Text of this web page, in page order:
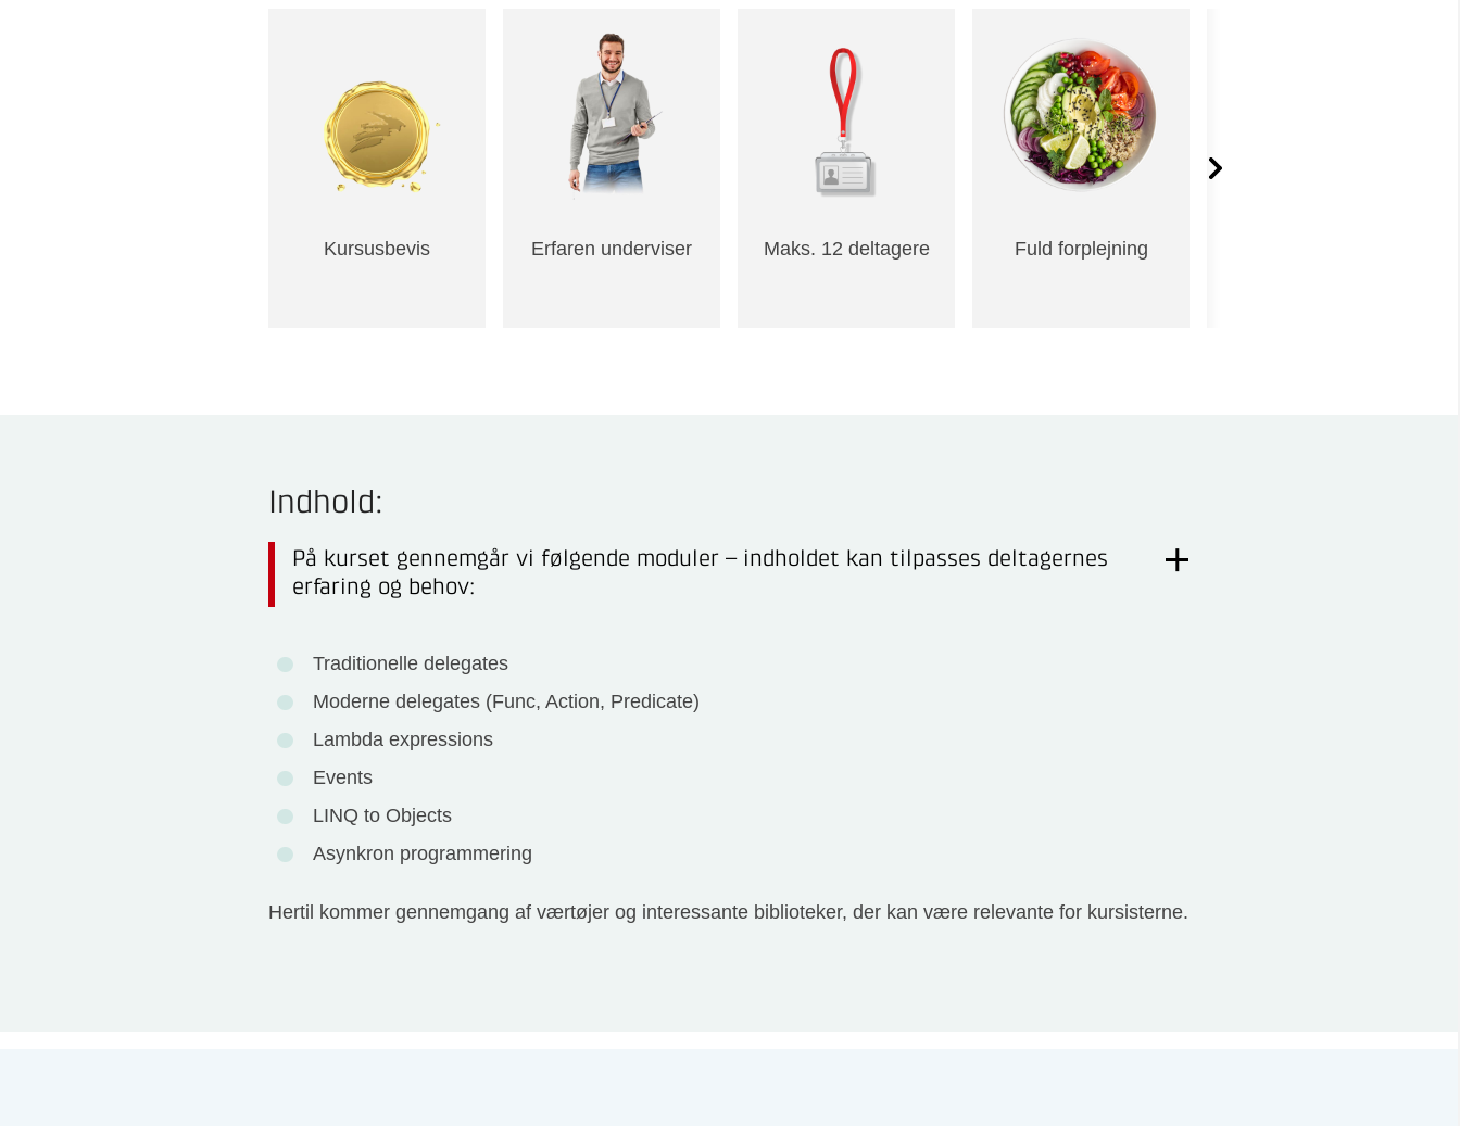
Kursusbevis Erfaren underviser Maks. 12 deltagere Fuld forplejning
Indhold:
På kurset gennemgår vi følgende moduler – indholdet kan tilpasses deltagernes
erfaring og behov:
Traditionelle delegates
Moderne delegates (Func, Action, Predicate)
Lambda expressions
Events
LINQ to Objects
Asynkron programmering
Hertil kommer gennemgang af værtøjer og interessante biblioteker, der kan være relevante for kursisterne.